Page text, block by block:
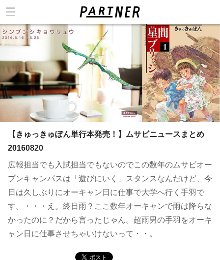
【きゅっきゅぽん単行本発売！】ムサビニュースまとめ
20160820
広報担当でも入試担当でもないのでこの数年のムサビオー
プンキャンパスは「遊びにいく」スタンスなんだけど、今
日は久しぶりにオーキャン日に仕事で大学へ行く手羽で
す。・・・え。終日雨？ここ数年オーキャンで雨は降らな
かったのに？だから言ったじゃん。超雨男の手羽をオーキ
ャン日に仕事させちゃいけないって・・。
カテゴリ